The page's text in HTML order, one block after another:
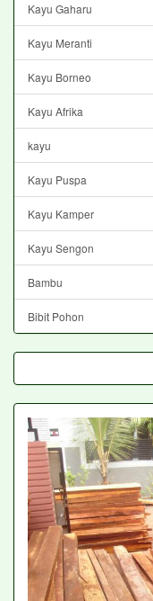
Kayu Gaharu
Kayu Meranti
Kayu Borneo
Kayu Afrika
kayu
Kayu Puspa
Kayu Kamper
Kayu Sengon
Bambu
Bibit Pohon